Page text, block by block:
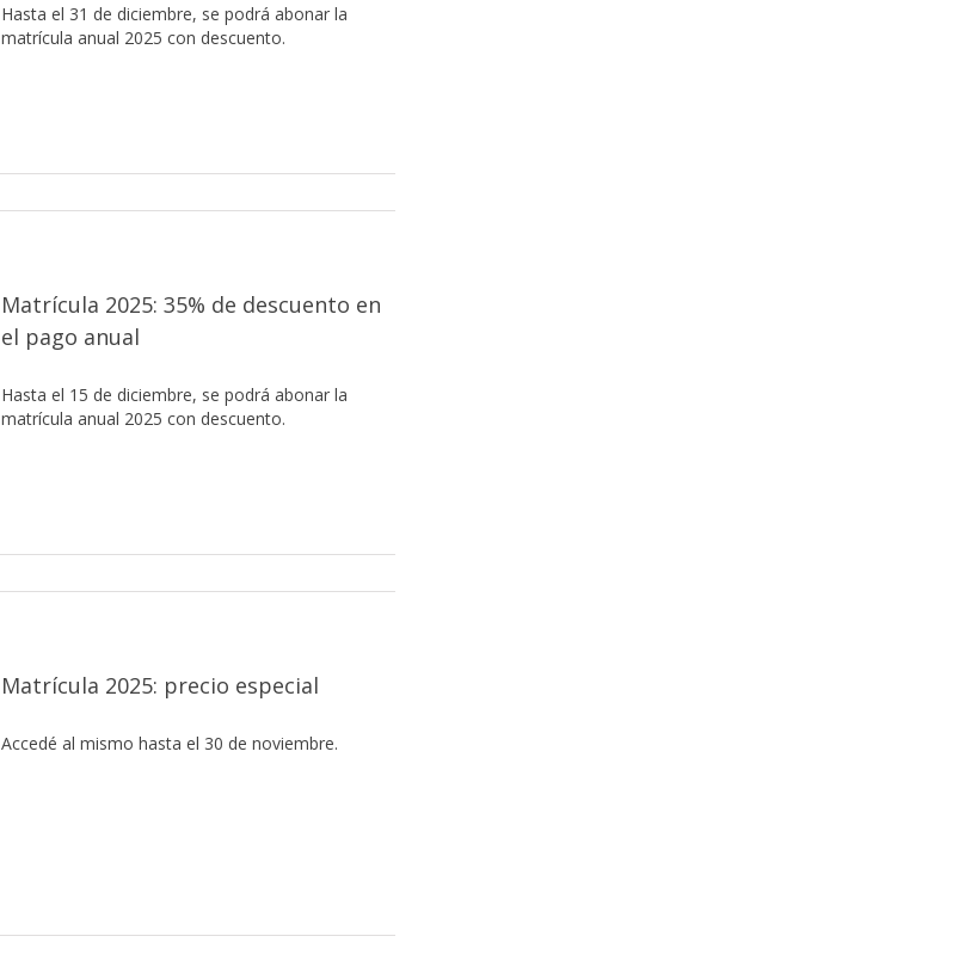
Hasta el 31 de diciembre, se podrá abonar la
matrícula anual 2025 con descuento.
Matrícula 2025: 35% de descuento en
el pago anual
Hasta el 15 de diciembre, se podrá abonar la
matrícula anual 2025 con descuento.
Matrícula 2025: precio especial
Accedé al mismo hasta el 30 de noviembre.